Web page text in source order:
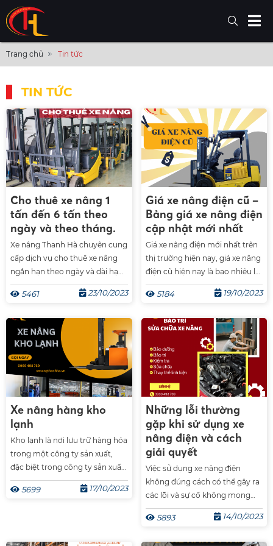
Trang chủ Tin tức
TIN TỨC
Cho thuê xe nâng 1
tấn đến 6 tấn theo
ngày và theo tháng.
Xe nâng Thanh Hà chuyên cung
cấp dịch vụ cho thuê xe nâng
ngắn hạn theo ngày và dài hạn
theo tháng theo năm nhằm
giúp doanh nghiệp xử lý các
cách nhanh chóng, vừa tiết
kiệm thời gian vừa tiết kiệm
công sức của người lao động.
5461 23/10/2023
Giá xe nâng điện cũ –
Bảng giá xe nâng điện
cập nhật mới nhất
Giá xe nâng điện mới nhất trên
thị trường hiện nay, giá xe nâng
điện cũ hiện nay là bao nhiêu là
câu hỏi của rất nhiều người khi
đang có ý định mua xe nâng.
cho các bạn bảng giá mới nhất
của một số dòng xe nâng điện
phổ biến.
5184 19/10/2023
Xe nâng hàng kho
lạnh
Kho lạnh là nơi lưu trữ hàng hóa
trong một công ty sản xuất,
đặc biệt trong công ty sản xuất
và chế biến thực phẩm. Môi
trường làm việc kho lạnh hết
5699 17/10/2023
Những lỗi thường
gặp khi sử dụng xe
nâng điện và cách
giải quyết
Việc sử dụng xe nâng điện
không đúng cách có thể gây ra
các lỗi và sự cố không mong
muốn. Dưới đây là một số lỗi
thường gặp khi sử dụng xe
5893 14/10/2023